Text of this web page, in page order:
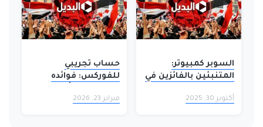
السوبر كمبيوتر:
المتنبئين بالفائزين في
أكتوبر 30, 2025
حساب تجريبي
للفوركس: فوائده
متداولًا أفضل
فبراير 23, 2026